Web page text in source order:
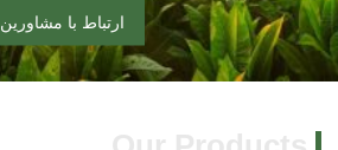
ارتباط با مشاورین